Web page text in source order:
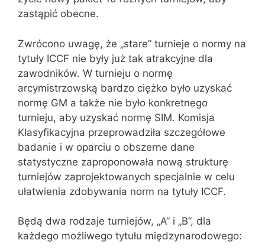
zastąpić obecne.
Zwrócono uwagę, że „stare” turnieje o normy na
tytuły ICCF nie były już tak atrakcyjne dla
zawodników. W turnieju o normę
arcymistrzowską bardzo ciężko było uzyskać
normę GM a także nie było konkretnego
turnieju, aby uzyskać normę SIM. Komisja
Klasyfikacyjna przeprowadziła szczegółowe
badanie i w oparciu o obszerne dane
statystyczne zaproponowała nową strukturę
turniejów zaprojektowanych specjalnie w celu
ułatwienia zdobywania norm na tytuły ICCF.
Będą dwa rodzaje turniejów, „A” i „B”, dla
każdego możliwego tytułu międzynarodowego: